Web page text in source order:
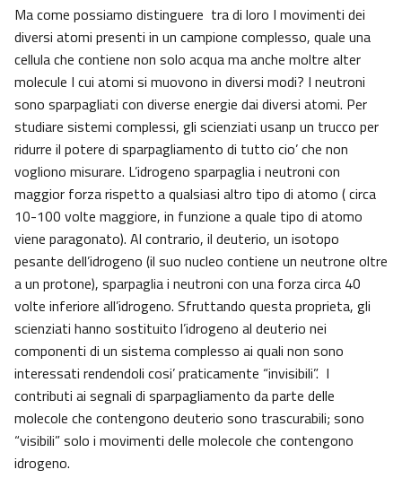
Ma come possiamo distinguere tra di loro I movimenti dei
diversi atomi presenti in un campione complesso, quale una
cellula che contiene non solo acqua ma anche moltre alter
molecule I cui atomi si muovono in diversi modi? I neutroni
sono sparpagliati con diverse energie dai diversi atomi. Per
studiare sistemi complessi, gli scienziati usanp un trucco per
ridurre il potere di sparpagliamento di tutto cio’ che non
vogliono misurare. L’idrogeno sparpaglia i neutroni con
maggior forza rispetto a qualsiasi altro tipo di atomo ( circa
10-100 volte maggiore, in funzione a quale tipo di atomo
viene paragonato). Al contrario, il deuterio, un isotopo
pesante dell’idrogeno (il suo nucleo contiene un neutrone oltre
a un protone), sparpaglia i neutroni con una forza circa 40
volte inferiore all’idrogeno. Sfruttando questa proprieta, gli
scienziati hanno sostituito l’idrogeno al deuterio nei
componenti di un sistema complesso ai quali non sono
interessati rendendoli cosi’ praticamente “invisibili”. I
contributi ai segnali di sparpagliamento da parte delle
molecole che contengono deuterio sono trascurabili; sono
“visibili” solo i movimenti delle molecole che contengono
idrogeno.